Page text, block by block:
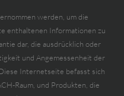
werden, um die
enthaltenen Informationen zu
dar, die ausdrücklich oder
und Angemessenheit der
Internetseite befasst sich
Raum, und Produkten, die